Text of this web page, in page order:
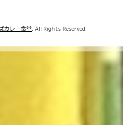
カレー食堂. All Rights Reserved.